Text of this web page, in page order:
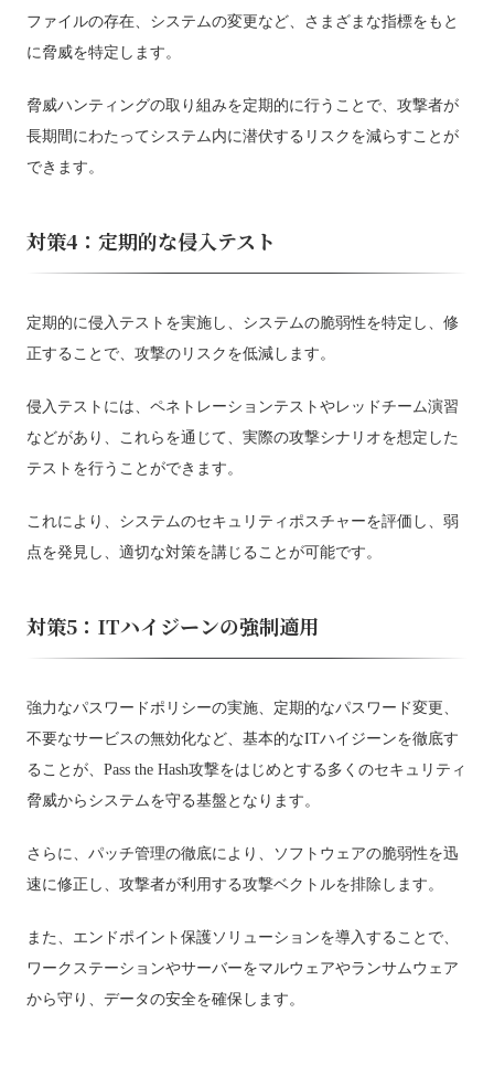
ファイルの存在、システムの変更など、さまざまな指標をもと
に脅威を特定します。
脅威ハンティングの取り組みを定期的に行うことで、攻撃者が
長期間にわたってシステム内に潜伏するリスクを減らすことが
できます。
対策4：定期的な侵入テスト
定期的に侵入テストを実施し、システムの脆弱性を特定し、修
正することで、攻撃のリスクを低減します。
侵入テストには、ペネトレーションテストやレッドチーム演習
などがあり、これらを通じて、実際の攻撃シナリオを想定した
テストを行うことができます。
これにより、システムのセキュリティポスチャーを評価し、弱
点を発見し、適切な対策を講じることが可能です。
対策5：ITハイジーンの強制適用
強力なパスワードポリシーの実施、定期的なパスワード変更、
不要なサービスの無効化など、基本的なITハイジーンを徹底す
ることが、Pass the Hash攻撃をはじめとする多くのセキュリティ
脅威からシステムを守る基盤となります。
さらに、パッチ管理の徹底により、ソフトウェアの脆弱性を迅
速に修正し、攻撃者が利用する攻撃ベクトルを排除します。
また、エンドポイント保護ソリューションを導入することで、
ワークステーションやサーバーをマルウェアやランサムウェア
から守り、データの安全を確保します。